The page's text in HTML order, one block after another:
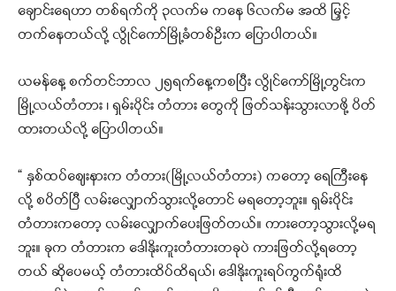
ချောင်းရေဟာ တစ်ရက်ကို ၃လက်မ ကနေ ၆လက်မ အထိ မြှင့်
တက်နေတယ်လို့ လွိုင်ကော်မြို့ခံတစ်ဦးက ပြောပါတယ်။
ယမန်နေ့ စက်တင်ဘာလ ၂၅ရက်နေ့ကစပြီး လွိုင်ကော်မြို့တွင်းက
မြို့လယ်တံတား ၊ ရှမ်းပိုင်း တံတား တွေကို ဖြတ်သန်းသွားလာဖို့ ပိတ်
ထားတယ်လို့ ပြောပါတယ်။
“ နှစ်ထပ်ဈေးနားက တံတား(မြို့လယ်တံတား) ကတော့ ရေကြီးနေ
လို့ စပိတ်ပြီ လမ်းလျှောက်သွားလို့တောင် မရတော့ဘူး။ ရှမ်းပိုင်း
တံတားကတော့ လမ်းလျှောက်ပေးဖြတ်တယ်။ ကားတော့သွားလို့မရ
ဘူး။ ခုက တံတားက ဒေါနိုးကူးတံတားတခုပဲ ကားဖြတ်လို့ရတော့
တယ် ဆိုပေမယ့် တံတားထိပ်ထိရယ်၊ ဒေါနိုးကူးရပ်ကွက်ရုံးထိ